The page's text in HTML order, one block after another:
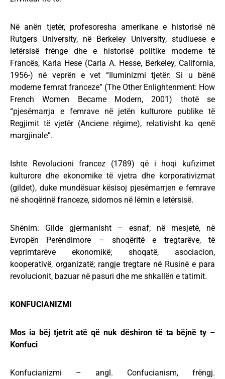
Në anën tjetër, profesoresha amerikane e historisë në
Rutgers University, në Berkeley University, studiuese e
letërsisë frënge dhe e historisë politike moderne të
Francës, Karla Hese (Carla A. Hesse, Berkeley, California,
1956-) në veprën e vet “Iluminizmi tjetër: Si u bënë
moderne femrat franceze” (The Other Enlightenment: How
French Women Became Modern, 2001) thotë se
“pjesëmarrja e femrave në jetën kulturore publike të
Regjimit të vjetër (Anciene régime), relativisht ka qenë
margjinale”.
Ishte Revolucioni francez (1789) që i hoqi kufizimet
kulturore dhe ekonomike të vjetra dhe korporativizmat
(gildet), duke mundësuar kësisoj pjesëmarrjen e femrave
në shoqërinë franceze, sidomos në lëmin e letërsisë.
Shënim: Gilde gjermanisht – esnaf; në mesjetë, në
Evropën Perëndimore – shoqëritë e tregtarëve, të
veprimtarëve ekonomikë; shoqatë, asociacion,
kooperativë, organizatë; rangje tregtare në Rusinë e para
revolucionit, bazuar në pasuri dhe me shkallën e tatimit.
KONFUCIANIZMI
Mos ia bëj tjetrit atë që nuk dëshiron të ta bëjnë ty –
Konfuci
Konfucianizmi – angl. Confucianism, frëngj.